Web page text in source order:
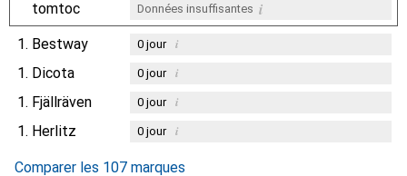
tomtoc Données insuffisantes i
1. Bestway 0jour i
1. Dicota 0jour i
1. Fjällräven 0jour i
1. Herlitz 0jour i
Comparer les 107 marques